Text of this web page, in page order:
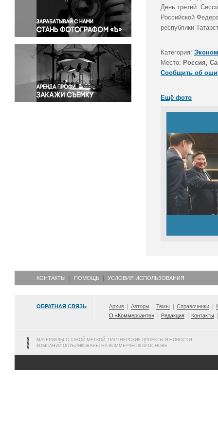
Правосудие
Происшествия и конфликты
Религия
Светская жизнь
Спорт
Экология
Экономика и бизнес
День третий.
Российской
республики
Категория:
Место: Россия,
Сообщить об
Ещё фото
КОНТАКТЫ ПОМОЩЬ УСЛОВИЯ ИСПОЛЬЗОВАНИЯ
ОБРАТНАЯ СВЯЗЬ Архив Авторы Темы Справочники
О «Коммерсанте»
Редакция Контакты
МАТЕРИАЛЫ С ТАКОЙ МЕТКОЙ, ПАРТНЕРСКИЕ ПРОЕКТЫ И НОВОСТИ
КОМПАНИЙ ОПУБЛИКОВАНЫ НА КОММЕРЧЕСКОЙ ОСНОВЕ